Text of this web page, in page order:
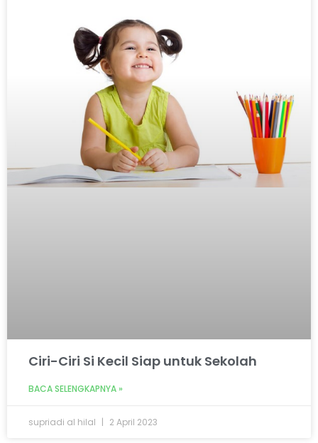
Ciri-Ciri Si Kecil Siap untuk Sekolah
BACA SELENGKAPNYA »
supriadi al hilal 2 April 2023